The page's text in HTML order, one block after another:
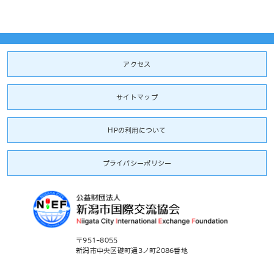
アクセス
サイトマップ
HPの利用について
プライバシーポリシー
〒951-8055
新潟市中央区礎町通3ノ町2086番地